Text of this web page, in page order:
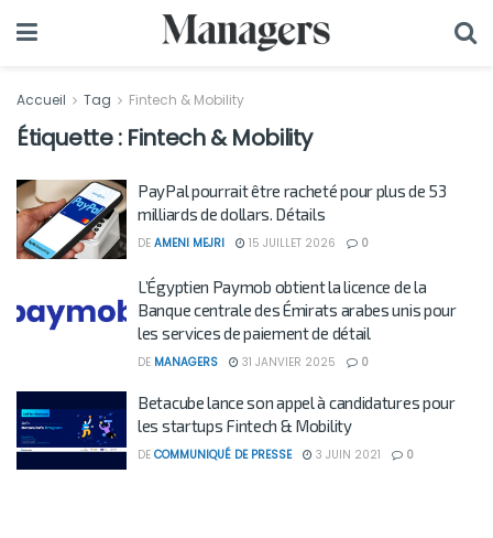
Accueil Tag Fintech & Mobility
Étiquette : Fintech & Mobility
PayPal pourrait être racheté pour plus de 53
milliards de dollars. Détails
DE AMENI MEJRI 15 JUILLET 2026 0
L’Égyptien Paymob obtient la licence de la
Banque centrale des Émirats arabes unis pour
les services de paiement de détail
DE MANAGERS 31 JANVIER 2025 0
Betacube lance son appel à candidatures pour
les startups Fintech & Mobility
DE COMMUNIQUÉ DE PRESSE 3 JUIN 2021 0